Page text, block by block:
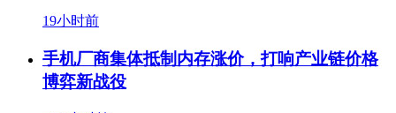
19小时前
手机厂商集体抵制内存涨价，打响产业链价格
博弈新战役